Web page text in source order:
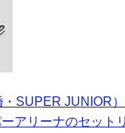
SUPER JUNIOR
アリーナのセット